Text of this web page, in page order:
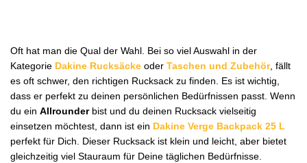
Oft hat man die Qual der Wahl. Bei so viel Auswahl in der
Kategorie Dakine Rucksäcke oder Taschen und Zubehör, fällt
es oft schwer, den richtigen Rucksack zu finden. Es ist wichtig,
dass er perfekt zu deinen persönlichen Bedürfnissen passt. Wenn
du ein Allrounderbist und du deinen Rucksack vielseitig
einsetzen möchtest, dann ist ein Dakine Verge Backpack 25 L
perfekt für Dich. Dieser Rucksack ist klein und leicht, aber bietet
gleichzeitig viel Stauraum für Deine täglichen Bedürfnisse.